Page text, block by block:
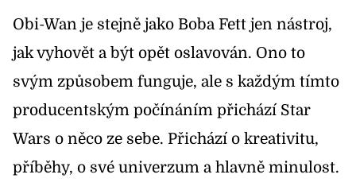
Obi-Wan je stejně jako Boba Fett jen nástroj,
jak vyhovět a být opět oslavován. Ono to
svým způsobem funguje, ale s každým tímto
producentským počínáním přichází Star
Wars o něco ze sebe. Přichází o kreativitu,
příběhy, o své univerzum a hlavně minulost.